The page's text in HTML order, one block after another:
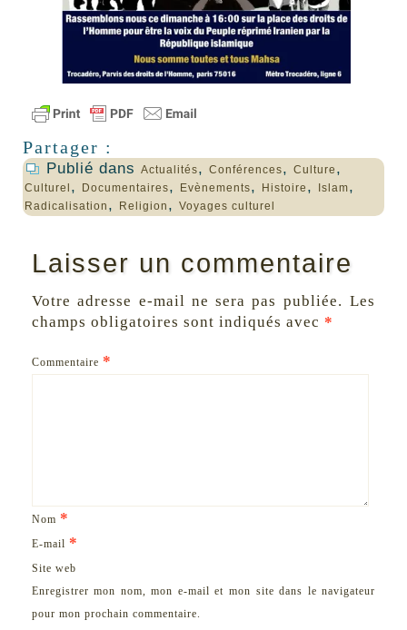
Partager :
Publié dans Actualités, Conférences, Culture ,
Culturel , Documentaires, Evènements, Histoire , Islam,
Radicalisation , Religion , Voyages culturel
Laisser un commentaire
Votre adresse e-mail ne sera pas publiée. Les
champs obligatoires sont indiqués avec *
Commentaire *
Nom *
E-mail *
Site web
Enregistrer mon nom, mon e-mail et mon site dans le navigateur
pour mon prochain commentaire.